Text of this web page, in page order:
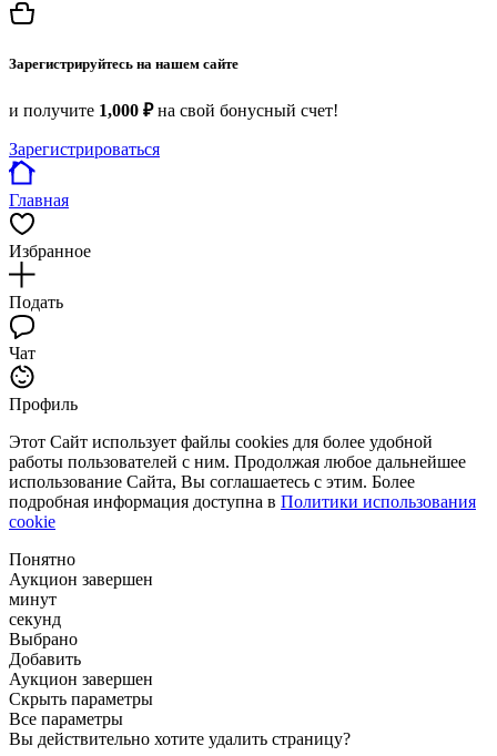
Зарегистрируйтесь на нашем сайте
и получите 1,000 ₽на свой бонусный счет!
Зарегистрироваться
Главная
Избранное
Подать
Чат
Профиль
Этот Сайт использует файлы cookies для более удобной
работы пользователей с ним. Продолжая любое дальнейшее
использование Сайта, Вы соглашаетесь с этим. Более
подробная информация доступна в Политики использования
cookie
Понятно
Аукцион завершен
минут
секунд
Выбрано
Добавить
Аукцион завершен
Скрыть параметры
Все параметры
Вы действительно хотите удалить страницу?